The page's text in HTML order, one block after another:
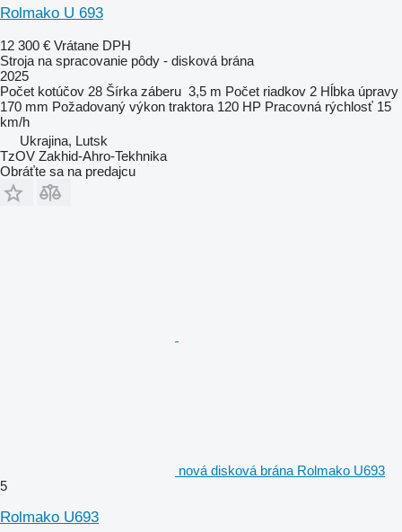
Rolmako U 693
12 300 € Vrátane DPH
Stroja na spracovanie pôdy - disková brána
2025
Počet kotúčov 28 Šírka záberu 3,5 m Počet riadkov 2 Hĺbka úpravy
170 mm Požadovaný výkon traktora 120 HP Pracovná rýchlosť 15
km/h
Ukrajina, Lutsk
TzOV Zakhid-Ahro-Tekhnika
Obráťte sa na predajcu
nová disková brána Rolmako U693
5
Rolmako U693